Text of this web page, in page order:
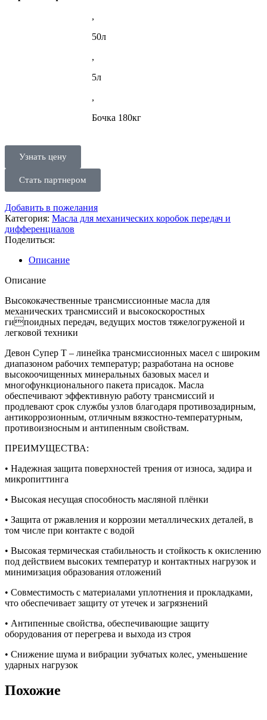
,
50л
,
5л
,
Бочка 180кг
Узнать цену
Стать партнером
Добавить в пожелания
Категория: Масла для механических коробок передач и
дифференциалов
Поделиться:
Описание
Описание
Высококачественные трансмиссионные масла для
механических трансмиссий и высокоскоростных
гипоидных передач, ведущих мостов тяжелогруженой и
легковой техники
Девон Супер Т – линейка трансмиссионных масел с широким
диапазоном рабочих температур; разработана на основе
высокоочищенных минеральных базовых масел и
многофункционального пакета присадок. Масла
обеспечивают эффективную работу трансмиссий и
продлевают срок службы узлов благодаря противозадирным,
антикоррозионным, отличным вязкостно-температурным,
противоизносным и антипенным свойствам.
ПРЕИМУЩЕСТВА:
• Надежная защита поверхностей трения от износа, задира и
микропиттинга
• Высокая несущая способность масляной плёнки
• Защита от ржавления и коррозии металлических деталей, в
том числе при контакте с водой
• Высокая термическая стабильность и стойкость к окислению
под действием высоких температур и контактных нагрузок и
минимизация образования отложений
• Совместимость с материалами уплотнения и прокладками,
что обеспечивает защиту от утечек и загрязнений
• Антипенные свойства, обеспечивающие защиту
оборудования от перегрева и выхода из строя
• Снижение шума и вибрации зубчатых колес, уменьшение
ударных нагрузок
Похожие